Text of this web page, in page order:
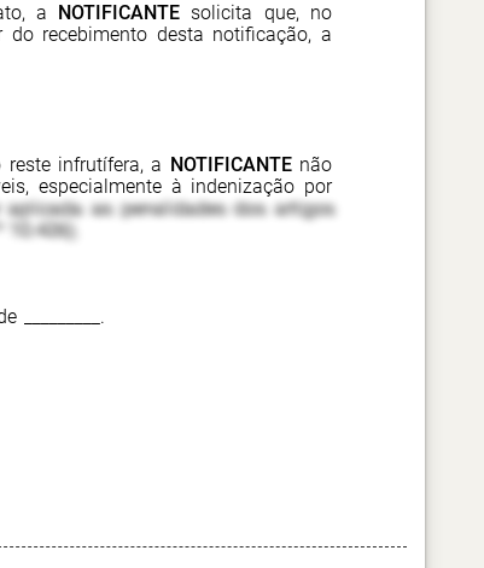
a NOTIFICANTE solicita que, no
do recebimento desta notificação, a
infrutífera, a NOTIFICANTEnão
especialmente à indenização por
aplicada as penalidades dos artigos
_________.